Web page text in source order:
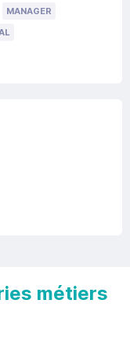
MANAGER
métiers